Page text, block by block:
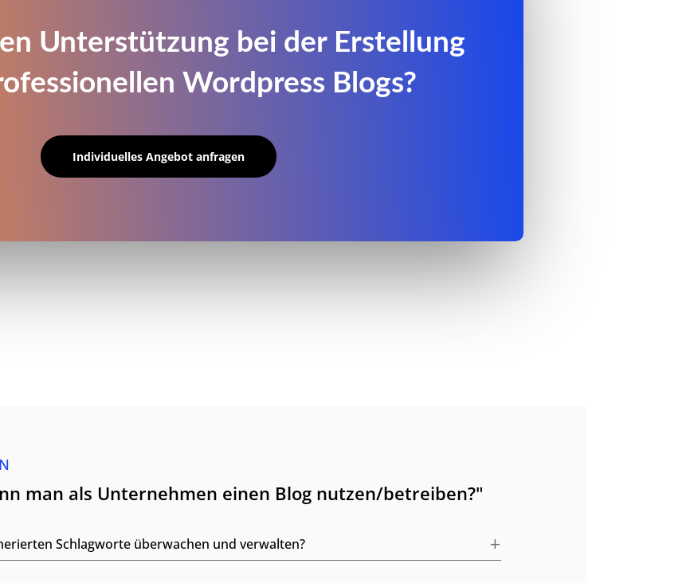
Unterstützung bei der Erstellung
Wordpress Blogs?
Individuelles Angebot anfragen
man als Unternehmen einen Blog nutzen/betreiben?"
Schlagworte überwachen und verwalten?